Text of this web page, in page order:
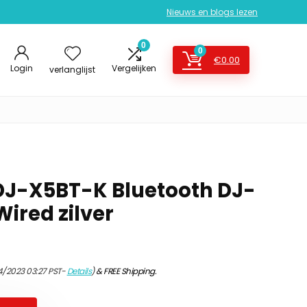
Nieuws en blogs lezen
Login verlanglijst
0
Vergelijken
0
€0.00
X5BT-K Bluetooth DJ-
zilver
03:27 PST-Details)&FREE Shipping.